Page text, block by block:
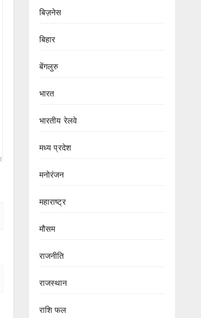
बिज़नेस
बिहार
बेंगलुरु
भारत
भारतीय रेलवे
मध्य प्रदेश
मनोरंजन
महाराष्ट्र
मौसम
राजनीति
राजस्थान
राशि फल